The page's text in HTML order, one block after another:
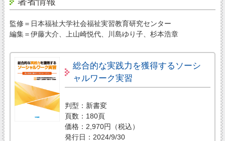
監修＝日本福祉大学社会福祉実習教育研究センター
編集＝伊藤大介、上山崎悦代、川島ゆり子、杉本浩章
総合的な実践力を獲得するソーシ
ャルワーク実習
判型：新書変
頁数：180頁
価格：2,970円（税込）
発行日：2024/9/30